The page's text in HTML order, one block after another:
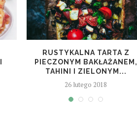
RUSTYKALNA TARTA Z
PIECZONYM BAKŁAŻANEM,
TAHINI I ZIELONYM...
26 lutego 2018